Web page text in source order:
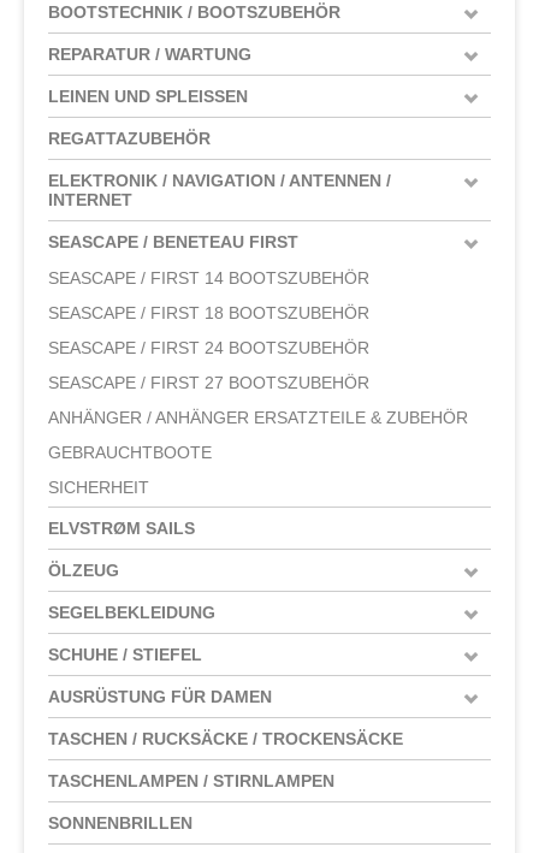
BOOTSTECHNIK / BOOTSZUBEHÖR
REPARATUR / WARTUNG
LEINEN UND SPLEISSEN
REGATTAZUBEHÖR
ELEKTRONIK / NAVIGATION / ANTENNEN /
INTERNET
SEASCAPE / BENETEAU FIRST
SEASCAPE / FIRST 14 BOOTSZUBEHÖR
SEASCAPE / FIRST 18 BOOTSZUBEHÖR
SEASCAPE / FIRST 24 BOOTSZUBEHÖR
SEASCAPE / FIRST 27 BOOTSZUBEHÖR
ANHÄNGER / ANHÄNGER ERSATZTEILE & ZUBEHÖR
GEBRAUCHTBOOTE
SICHERHEIT
ELVSTRØM SAILS
ÖLZEUG
SEGELBEKLEIDUNG
SCHUHE / STIEFEL
AUSRÜSTUNG FÜR DAMEN
TASCHEN / RUCKSÄCKE / TROCKENSÄCKE
TASCHENLAMPEN / STIRNLAMPEN
SONNENBRILLEN